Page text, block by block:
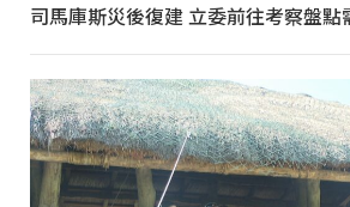
司馬庫斯災後復建 立委前往考察盤點